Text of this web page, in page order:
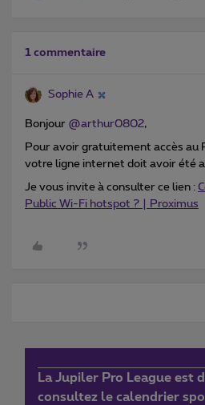
1 commentaire
Sophie A
Bonjour @arthur0802,
Pour avoir gratuitement accès au
votre ligne internet doit avoir été
Je vous invite à consulter ce lien :
Public Wi-Fi hotspot ? | Proximus
La Jupiler Pro League est
consultez le calendrier